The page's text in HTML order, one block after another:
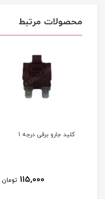
محصولات مرتبط
کلید جارو برقی درجه 1
115,000 تومان